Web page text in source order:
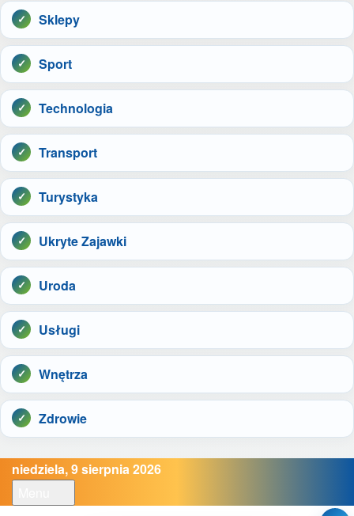
Sklepy
Sport
Technologia
Transport
Turystyka
Ukryte Zajawki
Uroda
Usługi
Wnętrza
Zdrowie
niedziela, 9 sierpnia 2026